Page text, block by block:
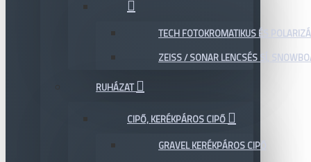
TECH FOTOKROMATIKUS ÉS
ZEISS / SONAR LENCSÉS SÍ,
RUHÁZAT
CIPŐ, KERÉKPÁROS CIPŐ
GRAVEL KERÉKPÁROS CIPŐ